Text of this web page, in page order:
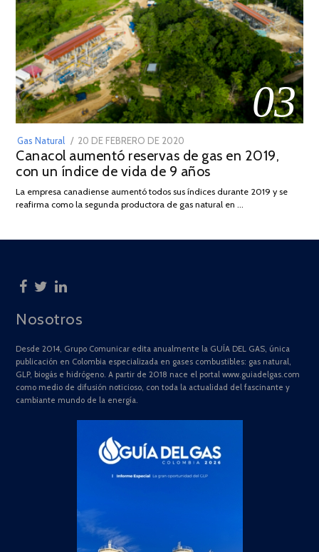
03
Gas Natural
POSTED
ON
20 DE FEBRERO DE 2020
DE
JULIO
2025
Canacol aumentó reservas de gas en 2019,
con un índice de vida de 9 años
La empresa canadiense aumentó todos sus índices durante 2019 y se
reafirma como la segunda productora de gas natural en …
Nosotros
Desde 2014, Grupo Comunicar edita anualmente la GUÍA DEL GAS, única
publicación en Colombia especializada en gases combustibles: gas natural,
GLP, biogás e hidrógeno. A partir de 2018 nace el portal www.guiadelgas.com
como medio de difusión noticioso, con toda la actualidad del fascinante y
cambiante mundo de la energía.